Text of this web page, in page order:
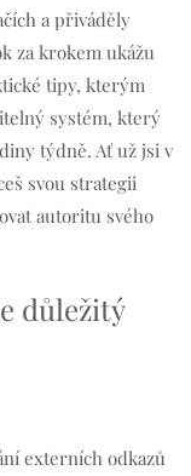
a přiváděly
za krokem ukážu
tipy, kterým
systém, který
týdně. Ať už jsi v
svou strategii
autoritu svého
důležitý
externích odkazů